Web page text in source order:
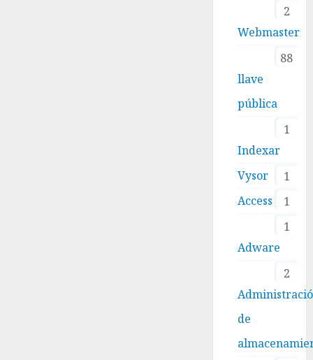
2
Webmaster
88
llave
pública
1
Indexar
1
Vysor
1
Access
1
Adware
2
de